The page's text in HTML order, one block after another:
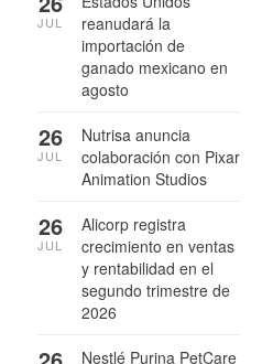
reanudará la
importación de
ganado mexicano en
agosto
JUL
Nutrisa anuncia
colaboración con Pixar
Animation Studios
26
JUL
Alicorp registra
crecimiento en ventas
y rentabilidad en el
segundo trimestre de
2026
26
JUL
Nestlé Purina PetCare